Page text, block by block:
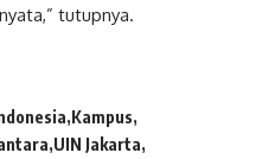
tutupnya.
Kampus
UIN Jakarta